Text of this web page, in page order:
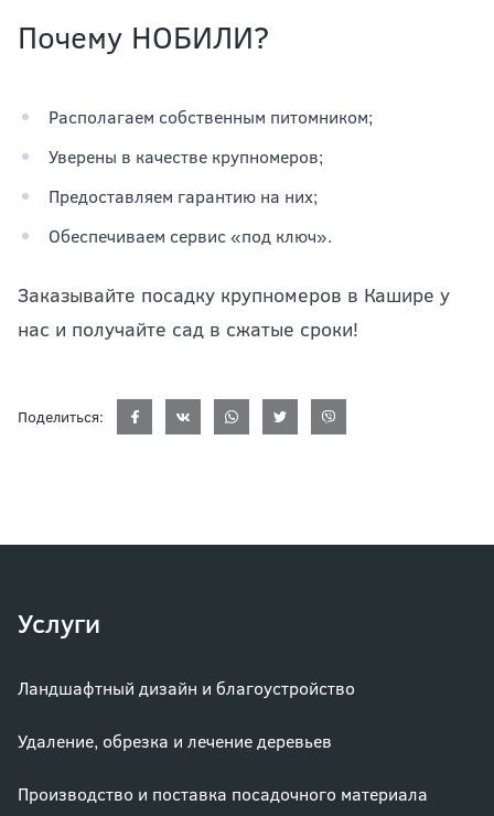
Почему НОБИЛИ?
Располагаем собственным питомником;
Уверены в качестве крупномеров;
Предоставляем гарантию на них;
Обеспечиваем сервис «под ключ».
Заказывайте посадку крупномеров в Кашире у
нас и получайте сад в сжатые сроки!
Поделиться:
Услуги
Ландшафтный дизайн и благоустройство
Удаление, обрезка и лечение деревьев
Производство и поставка посадочного материала